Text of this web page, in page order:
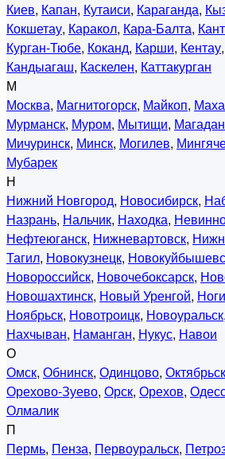
Киев, Капан, Кутаиси, Караганда,
Кокшетау, Каракол, Кара-Балта, Кант
Курган-Тюбе, Коканд, Карши, Кентау,
Кандыагаш, Каскелен, Каттакурган
М
Москва, Магнитогорск, Майкоп,
Мурманск, Муром, Мытищи, Магадан
Мичуринск, Минск, Могилев,
Мубарек
Н
Нижний Новгород, Новосибирск,
Назрань, Нальчик, Находка,
Нефтеюганск, Нижневартовск,
Тагил, Новокузнецк,
Новороссийск, Новочебоксарск,
Новошахтинск, Новый Уренгой,
Ноябрьск, Новотроицк, Новоуральск,
Нахчыван, Наманган, Нукус, Навои
О
Омск, Обнинск, Одинцово,
Орехово-Зуево, Орск, Орехов,
Олмалик
П
Пермь, Пенза, Первоуральск,